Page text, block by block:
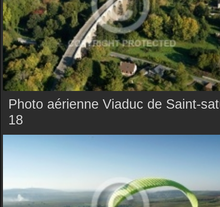
Photo aérienne Viaduc de Saint-
18